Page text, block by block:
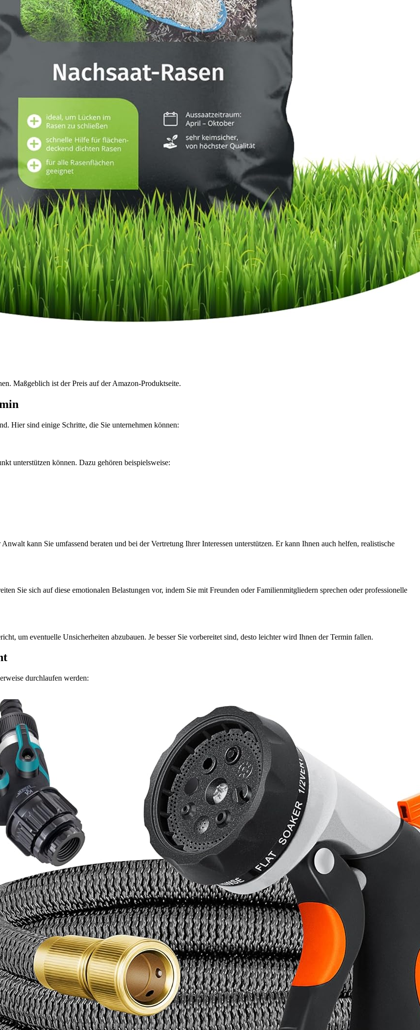
Maßgeblich ist der Preis auf der Amazon-Produktseite.
Hier sind einige Schritte, die Sie unternehmen können:
unterstützen können. Dazu gehören beispielsweise:
kann Sie umfassend beraten und bei der Vertretung Ihrer Interessen unterstützen. Er kann Ihnen auch helfen, realistische
Sie sich auf diese emotionalen Belastungen vor, indem Sie mit Freunden oder Familienmitgliedern sprechen oder professionelle
um eventuelle Unsicherheiten abzubauen. Je besser Sie vorbereitet sind, desto leichter wird Ihnen der Termin fallen.
durchlaufen werden: